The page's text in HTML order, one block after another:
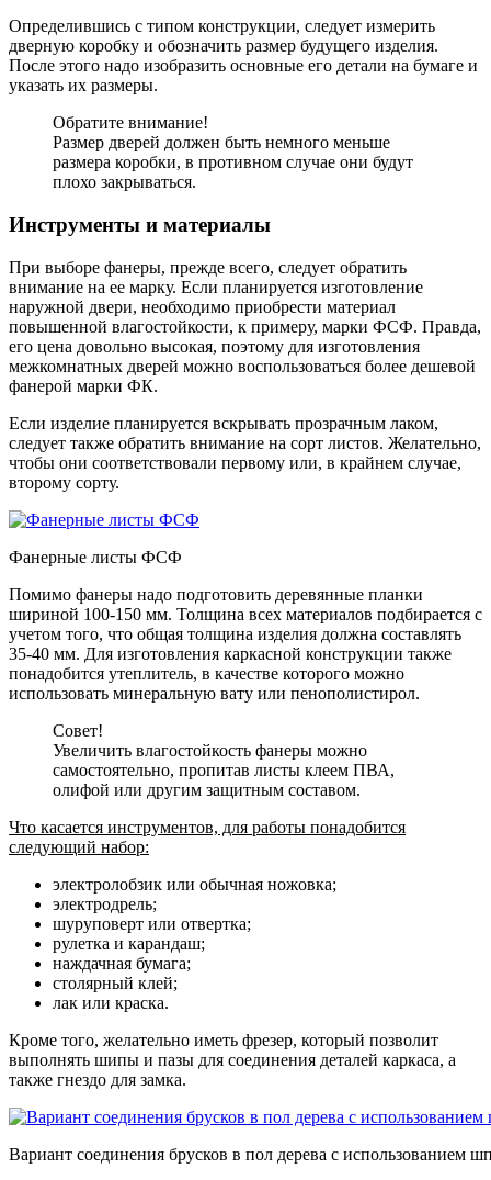
Определившись с типом конструкции, следует измерить
дверную коробку и обозначить размер будущего изделия.
После этого надо изобразить основные его детали на бумаге и
указать их размеры.
Обратите внимание!
Размер дверей должен быть немного меньше
размера коробки, в противном случае они будут
плохо закрываться.
Инструменты и материалы
При выборе фанеры, прежде всего, следует обратить
внимание на ее марку. Если планируется изготовление
наружной двери, необходимо приобрести материал
повышенной влагостойкости, к примеру, марки ФСФ. Правда,
его цена довольно высокая, поэтому для изготовления
межкомнатных дверей можно воспользоваться более дешевой
фанерой марки ФК.
Если изделие планируется вскрывать прозрачным лаком,
следует также обратить внимание на сорт листов. Желательно,
чтобы они соответствовали первому или, в крайнем случае,
второму сорту.
Фанерные листы ФСФ
Помимо фанеры надо подготовить деревянные планки
шириной 100-150 мм. Толщина всех материалов подбирается с
учетом того, что общая толщина изделия должна составлять
35-40 мм. Для изготовления каркасной конструкции также
понадобится утеплитель, в качестве которого можно
использовать минеральную вату или пенополистирол.
Совет!
Увеличить влагостойкость фанеры можно
самостоятельно, пропитав листы клеем ПВА,
олифой или другим защитным составом.
Что касается инструментов, для работы понадобится
следующий набор:
электролобзик или обычная ножовка;
электродрель;
шуруповерт или отвертка;
рулетка и карандаш;
наждачная бумага;
столярный клей;
лак или краска.
Кроме того, желательно иметь фрезер, который позволит
выполнять шипы и пазы для соединения деталей каркаса, а
также гнездо для замка.
Вариант соединения брусков в пол дерева с использованием